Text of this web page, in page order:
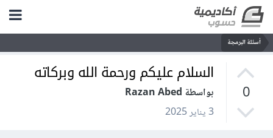
أسئلة البرمجة
0
السلام عليكم ورحمة الله وبركاته
بواسطة Razan Abed
3 يناير 2025